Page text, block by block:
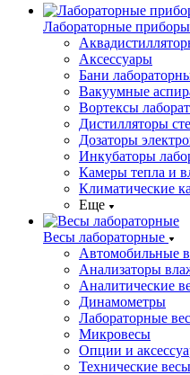
Лабораторные
Аксессуары
Бани
Вакуумные
Вортексы
Дистилляторы
Дозаторы
Инкубаторы
Камеры тепла и
Климатические
Еще
Весы лабораторные
Автомобильные
Анализаторы
Аналитические
Динамометры
Лабораторные
Микровесы
Опции и
Технические весы